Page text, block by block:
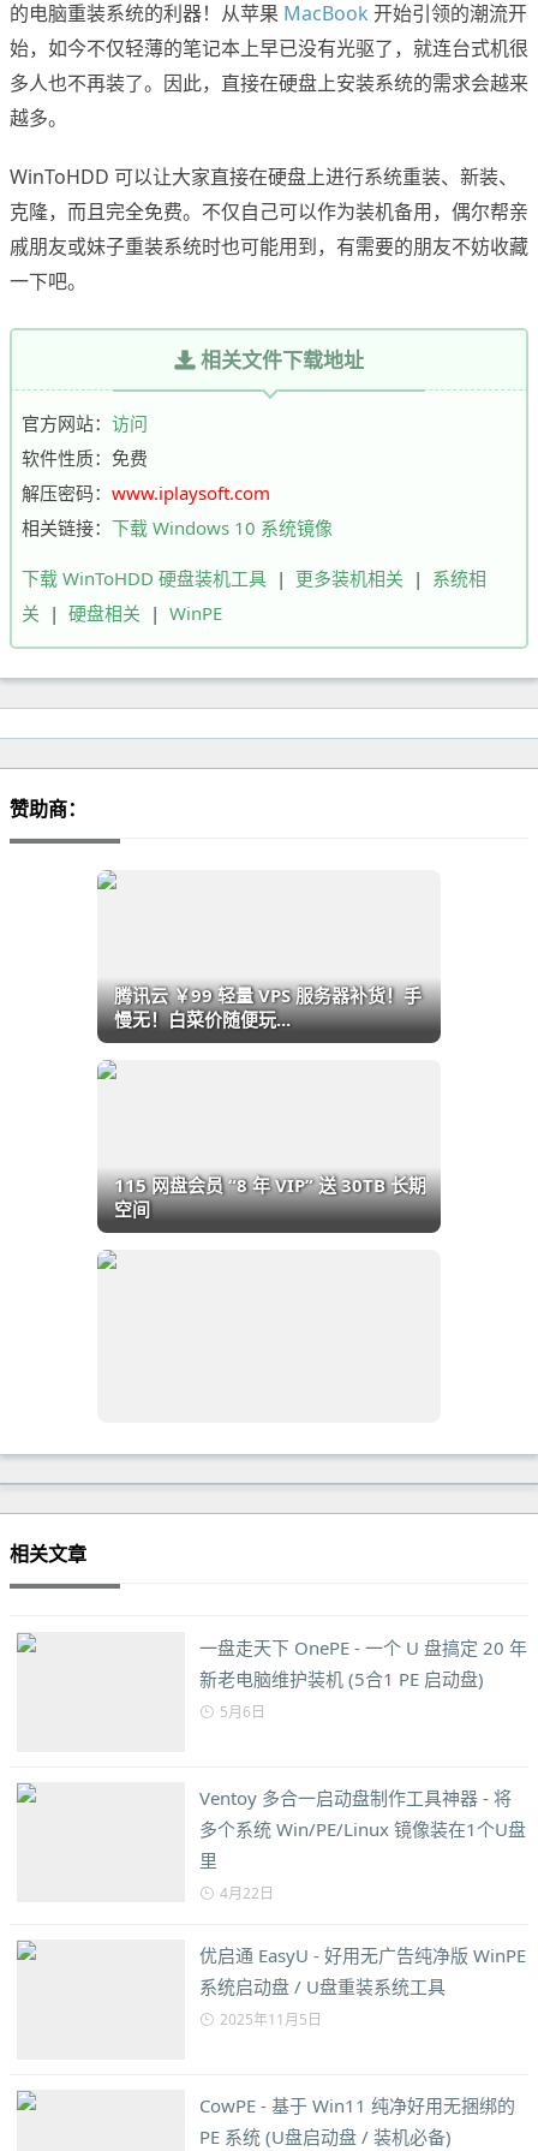
的电脑重装系统的利器！从苹果 MacBook 开始引领的潮流开
始，如今不仅轻薄的笔记本上早已没有光驱了，就连台式机很
多人也不再装了。因此，直接在硬盘上安装系统的需求会越来
越多。
WinToHDD 可以让大家直接在硬盘上进行系统重装、新装、
克隆，而且完全免费。不仅自己可以作为装机备用，偶尔帮亲
戚朋友或妹子重装系统时也可能用到，有需要的朋友不妨收藏
一下吧。
相关文件下载地址
官方网站： 访问
软件性质：免费
解压密码： www.iplaysoft.com
相关链接： 下载 Windows 10 系统镜像
下载 WinToHDD 硬盘装机工具 | 更多装机相关 | 系统相
关 | 硬盘相关 | WinPE
赞助商：
腾讯云 ￥99 轻量 VPS 服务器补货！手
慢无！白菜价随便玩...
115 网盘会员 “8 年 VIP” 送 30TB 长期
空间
相关文章
一盘走天下 OnePE - 一个 U 盘搞定 20 年
新老电脑维护装机 (5合1 PE 启动盘)
5月6日
Ventoy 多合一启动盘制作工具神器 - 将
多个系统 Win/PE/Linux 镜像装在1个U盘
里
4月22日
优启通 EasyU - 好用无广告纯净版 WinPE
系统启动盘 / U盘重装系统工具
2025年11月5日
CowPE - 基于 Win11 纯净好用无捆绑的
PE 系统 (U盘启动盘 / 装机必备)